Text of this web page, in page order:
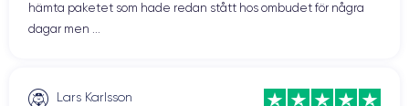
hämta paketet som hade redan stått hos ombudet för några
dagar men ...
Lars Karlsson